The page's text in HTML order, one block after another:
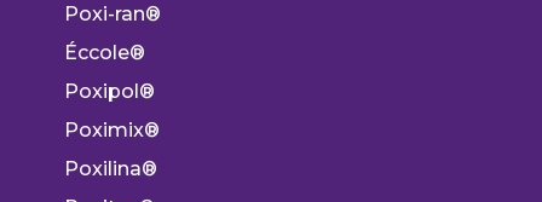
Poxi-ran®
Éccole®
Poxipol®
Poximix®
Poxilina®